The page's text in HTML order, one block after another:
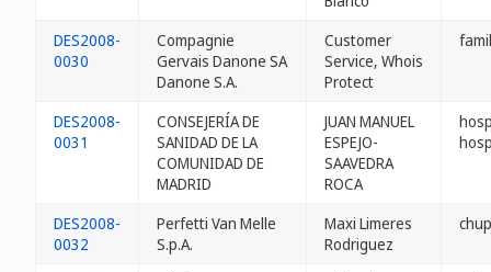
DES2008-
0030
Compagnie
Gervais Danone SA
Danone S.A.
Customer
Service, Whois
Protect
DES2008-
0031
CONSEJERÍA DE
SANIDAD DE LA
COMUNIDAD DE
MADRID
JUAN MANUEL
ESPEJO-
SAAVEDRA
ROCA
DES2008-
0032
Perfetti Van Melle
S.p.A.
Maxi Limeres
Rodriguez